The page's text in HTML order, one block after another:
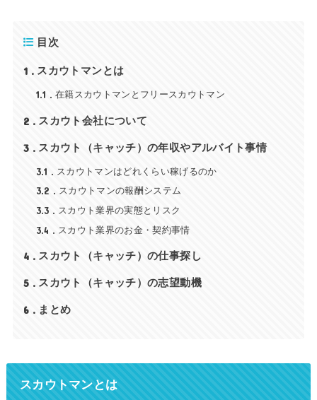
目次
1 スカウトマンとは
1.1 在籍スカウトマンとフリースカウトマン
2 スカウト会社について
3 スカウト（キャッチ）の年収やアルバイト事情
3.1 スカウトマンはどれくらい稼げるのか
3.2 スカウトマンの報酬システム
3.3 スカウト業界の実態とリスク
3.4 スカウト業界のお金・契約事情
4 スカウト（キャッチ）の仕事探し
5 スカウト（キャッチ）の志望動機
6 まとめ
スカウトマンとは